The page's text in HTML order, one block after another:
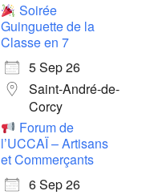
Soirée
Guinguette de la
Classe en 7
5 Sep 26
Saint-André-de-
Corcy
Forum de
l’UCCAÏ – Artisans
et Commerçants
6 Sep 26